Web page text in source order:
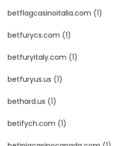
betflagcasinoitalia.com (1)
betfurycs.com (1)
betfuryitaly.com (1)
betfuryus.us (1)
bethard.us (1)
betifych.com (1)